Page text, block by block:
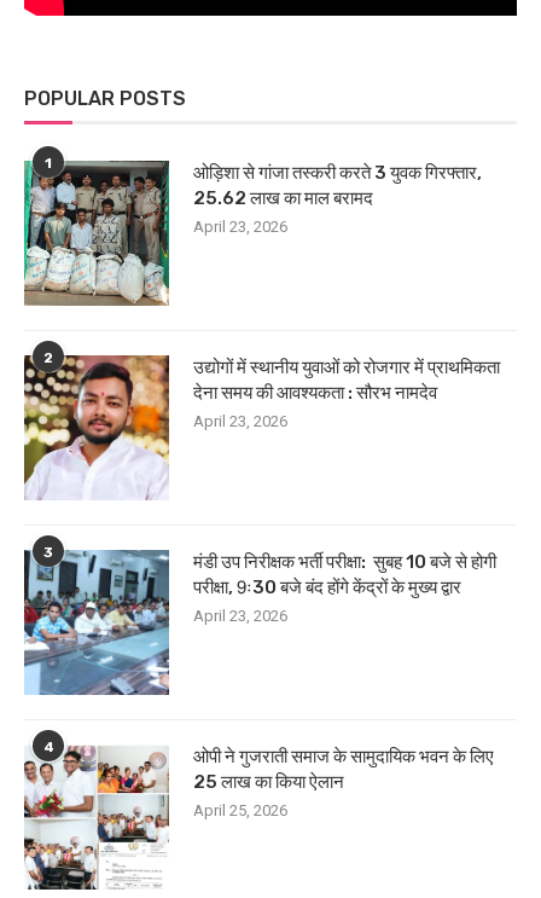
POPULAR POSTS
1
ओड़िशा से गांजा तस्करी करते 3 युवक गिरफ्तार,
25.62 लाख का माल बरामद
April 23, 2026
2
उद्योगों में स्थानीय युवाओं को रोजगार में प्राथमिकता
देना समय की आवश्यकता : सौरभ नामदेव
April 23, 2026
3
मंडी उप निरीक्षक भर्ती परीक्षा: सुबह 10 बजे से होगी
परीक्षा, 9ः30 बजे बंद होंगे केंद्रों के मुख्य द्वार
April 23, 2026
4
ओपी ने गुजराती समाज के सामुदायिक भवन के लिए
25 लाख का किया ऐलान
April 25, 2026